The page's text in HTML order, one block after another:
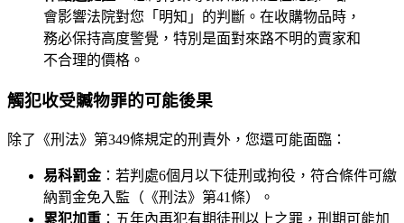
會影響法院對您「明知」的判斷。在收購物品時，
務必保持高度警覺，特別是面對來路不明的賣家和
不合理的價格。
觸犯收受贓物罪的可能後果
除了《刑法》第349條規定的刑責外，您還可能面臨：
易科罰金：若判處6個月以下徒刑或拘役，符合條件可繳
納罰金免入監（《刑法》第41條）。
累犯加重 ：五年內再犯有期徒刑以上之罪，刑期可能加